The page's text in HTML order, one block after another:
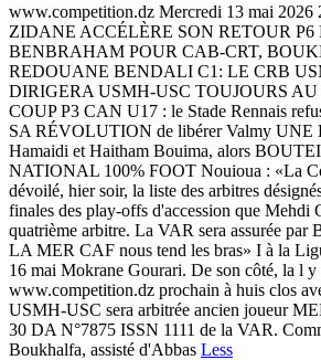
www.competition.dz Mercredi 13 mai
ZIDANE ACCÉLÈRE SON RETOUR P6
BENBRAHAM POUR CAB-CRT,
REDOUANE BENDALI C1: LE CRB
DIRIGERA USMH-USC TOUJOURS
COUP P3 CAN U17 : le Stade Rennais
SA RÉVOLUTION de libérer Valmy UNE
Hamaidi et Haitham Bouima, alors
NATIONAL 100% FOOT Nouioua : «La
dévoilé, hier soir, la liste des arbitres
finales des play-offs d'accession que Mehdi
quatrième arbitre. La VAR sera assurée par
LA MER CAF nous tend les bras» I à la
16 mai Mokrane Gourari. De son côté, la l y
www.competition.dz prochain à huis clos
USMH-USC sera arbitrée ancien joueur
30 DA N°7875 ISSN 1111 de la VAR.
Boukhalfa, assisté d'Abbas Less